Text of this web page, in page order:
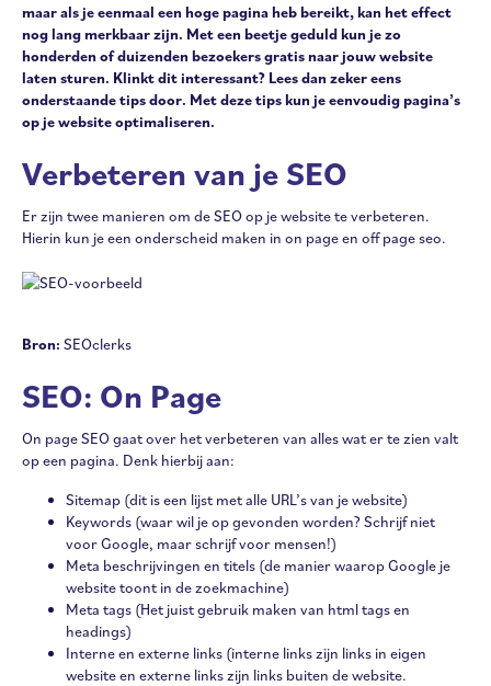
maar als je eenmaal een hoge pagina heb bereikt, kan het effect
nog lang merkbaar zijn. Met een beetje geduld kun je zo
honderden of duizenden bezoekers gratis naar jouw website
laten sturen. Klinkt dit interessant? Lees dan zeker eens
onderstaande tips door. Met deze tips kun je eenvoudig pagina’s
op je website optimaliseren.
Verbeteren van je SEO
Er zijn twee manieren om de SEO op je website te verbeteren.
Hierin kun je een onderscheid maken in on page en off page seo.
Bron: SEOclerks
SEO: On Page
On page SEO gaat over het verbeteren van alles wat er te zien valt
op een pagina. Denk hierbij aan:
Sitemap (dit is een lijst met alle URL’s van je website)
Keywords (waar wil je op gevonden worden? Schrijf niet
voor Google, maar schrijf voor mensen!)
Meta beschrijvingen en titels (de manier waarop Google je
website toont in de zoekmachine)
Meta tags (Het juist gebruik maken van html tags en
headings)
Interne en externe links (interne links zijn links in eigen
website en externe links zijn links buiten de website.